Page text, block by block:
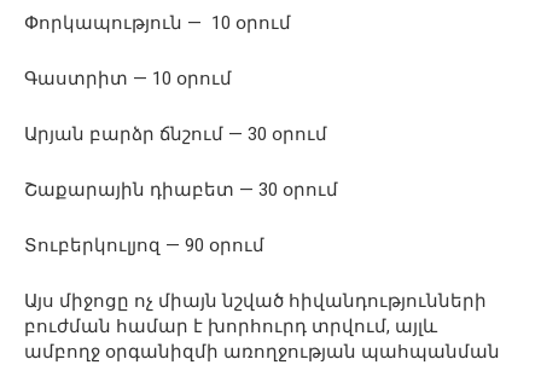
Փորկապություն — 10 օրում
Գաստրիտ — 10 օրում
Արյան բարձր ճնշում — 30 օրում
Շաքարային դիաբետ — 30 օրում
Տուբերկուլյոզ — 90 օրում
Այս միջոցը ոչ միայն նշված հիվանդությունների
բուժման համար է խորհուրդ տրվում, այլև
ամբողջ օրգանիզմի առողջության պահպանման